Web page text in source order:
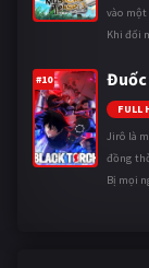
vào
Khi đối
#10
FULL
Jirô là
đồng
Bị mọi